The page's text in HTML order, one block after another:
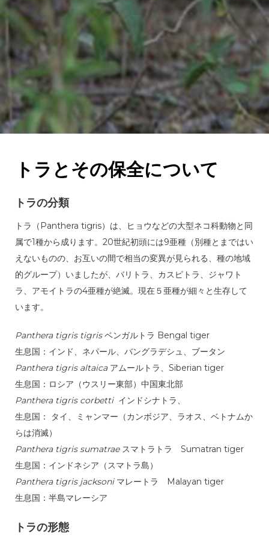
トラとその保全について
トラの分類
トラ（Panthera tigris）は、ヒョウなどの大型ネコ科動物と同
属で1種から成ります。20世紀初頭には9亜種（別種とまではい
えないものの、お互いの間で相当の変異が見られる、種の地域
的グループ）いましたが、バリトラ、カスピトラ、ジャワト
ラ、アモイトラの4亜種が絶滅。現在５亜種が細々と生存して
います。
Panthera tigris tigrisベンガルトラ Bengal tiger
生息国：インド、ネパール、バングラデシュ、ブータン
Panthera tigris altaica アムールトラ、Siberian tiger
生息国：ロシア（ウスリー東部）中国東北部
Panthera tigris corbetti インドシナトラ、
生息国： タイ、ミャンマー（カンボジア、ラオス、ベトナムか
らは消滅）
Panthera tigris sumatrae スマトラトラ Sumatran tiger
生息国：インドネシア（スマトラ島）
Panthera tigris jacksoni マレートラ Malayan tiger
生息国：半島マレーシア
トラの形態